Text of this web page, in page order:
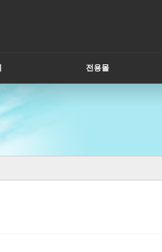
전용몰